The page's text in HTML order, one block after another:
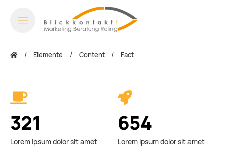
Elemente Content Fact
321
Lorem ipsum dolor sit amet
654
Lorem ipsum dolor sit amet